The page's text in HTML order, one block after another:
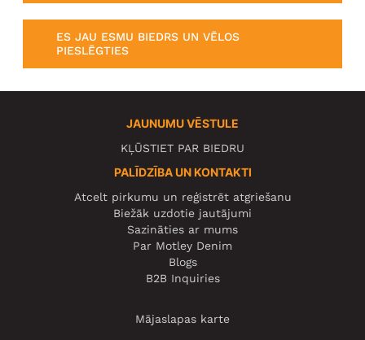
ES JAU ESMU BIEDRS UN VĒLOS
PIESLĒGTIES
JAUNUMU VĒSTULE
KĻŪSTIET PAR BIEDRU
PALĪDZĪBA UN KONTAKTI
Atcelt pirkumu un reģistrēt atgriešanu
Biežāk uzdotie jautājumi
Sazināties ar mums
Par Motley Denim
Blogs
B2B Inquiries
Mājaslapas karte